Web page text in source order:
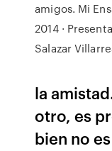
amigos. Mi
2014 ·
Salazar
la
otro, es
bien no